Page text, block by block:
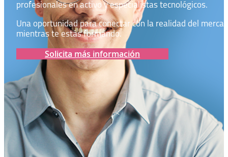
Solicita más información
profesionales en activo y especialistas tecnológicos.
Una oportunidad para conectar con la realidad del
mientras te estás formando.